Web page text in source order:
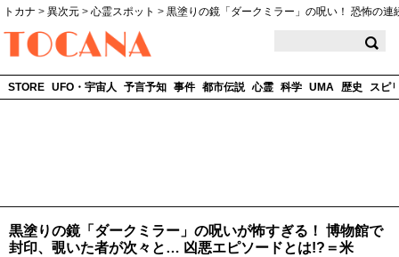
トカナ > 異次元 > 心霊スポット > 黒塗りの鏡「ダークミラー」の呪い！ 恐怖の連
STORE UFO・宇宙人 予言予知 事件 都市伝説 心霊 科学 UMA 歴史 スピ
黒塗りの鏡「ダークミラー」の呪いが怖すぎる！ 博物館で
封印、覗いた者が次々と… 凶悪エピソードとは!?＝米